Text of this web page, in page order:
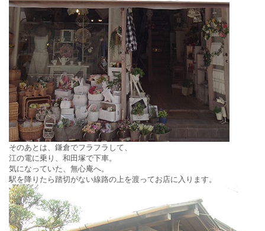
そのあとは、鎌倉でフラフラして、
江の電に乗り、和田塚で下車。
気になっていた、無心庵へ。
駅を降りたら踏切がない線路の上を渡ってお店に入ります。